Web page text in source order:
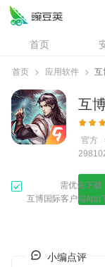
首页
资讯
问答
首页 > 应用软件 > 互
互
官方
需优先下载
互博国际客户端app
小编点评